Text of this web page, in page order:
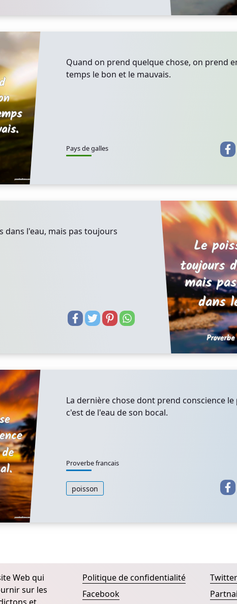
Quand on prend quelque chose, on prend
temps le bon et le mauvais.
Pays de galles
dans l'eau, mais pas toujours
La dernière chose dont prend conscience le
c'est de l'eau de son bocal.
Proverbe francais
poisson
Web qui
sur les
Politique de confidentialité
Facebook
Twitter